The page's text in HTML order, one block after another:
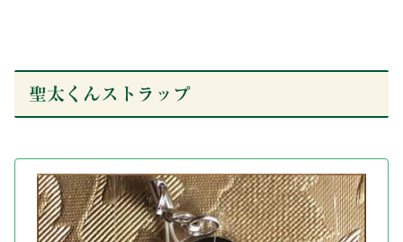
聖太くんストラップ